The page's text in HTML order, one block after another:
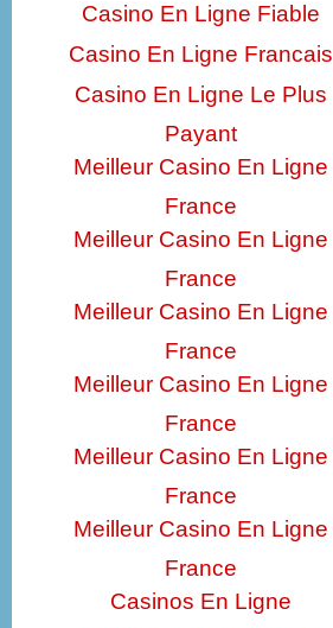
Casino En Ligne Fiable
Casino En Ligne Francais
Casino En Ligne Le Plus
Payant
Meilleur Casino En Ligne
France
Meilleur Casino En Ligne
France
Meilleur Casino En Ligne
France
Meilleur Casino En Ligne
France
Meilleur Casino En Ligne
France
Meilleur Casino En Ligne
France
Casinos En Ligne